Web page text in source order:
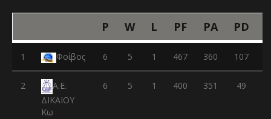
P W L PF PA PD
1 Φοίβος 6 5 1 467 360 107
2
Α.Ε.
ΔΙΚΑΙΟΥ
Κω
6 5 1 400 351 49